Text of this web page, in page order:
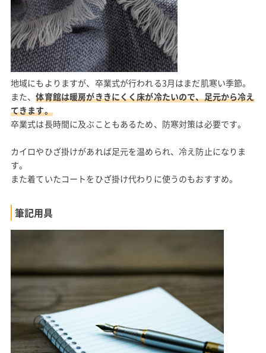
地域にもよりますが、卒業式が行われる3月はまだ肌寒い季節。
また、体育館は暖房がききにくく床が冷たいので、足元から冷え
てきます。
卒業式は長時間に及ぶこともあるため、防寒対策は必要です。
カイロやひざ掛けがあれば足元を温められ、冷え防止になりま
す。
また着ていたコートをひざ掛け代わりに使うのもおすすめ。
筆記用具